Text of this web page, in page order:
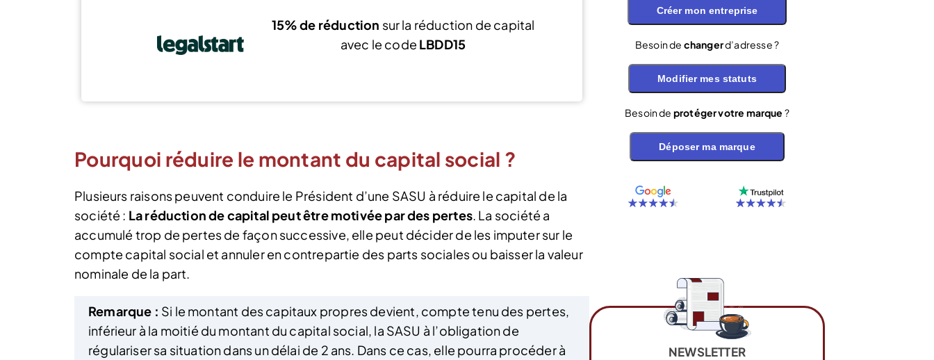
15% de réduction sur la réduction de capital
avec le code LBDD15
Pourquoi réduire le montant du capital social ?
Plusieurs raisons peuvent conduire le Président d’une SASU à réduire le capital de la
société : La réduction de capital peut être motivée par des pertes. La société a
accumulé trop de pertes de façon successive, elle peut décider de les imputer sur le
compte capital social et annuler en contrepartie des parts sociales ou baisser la valeur
nominale de la part.
Remarque : Si le montant des capitaux propres devient, compte tenu des pertes,
inférieur à la moitié du montant du capital social, la SASU à l’obligation de
régulariser sa situation dans un délai de 2 ans. Dans ce cas, elle pourra procéder à
Créer mon entreprise
Besoin de changerd’adresse ?
Modifier mes statuts
Besoin de protéger votre marque ?
Déposer ma marque
NEWSLETTER